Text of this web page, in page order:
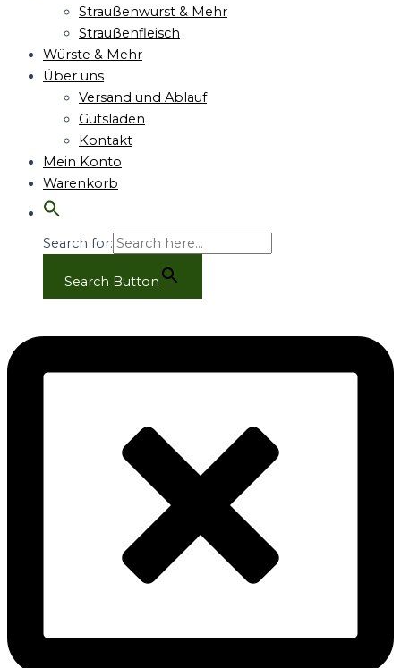
Straußenwurst & Mehr
Straußenfleisch
Würste & Mehr
Über uns
Versand und Ablauf
Gutsladen
Kontakt
Mein Konto
Warenkorb
Search for:
Search Button